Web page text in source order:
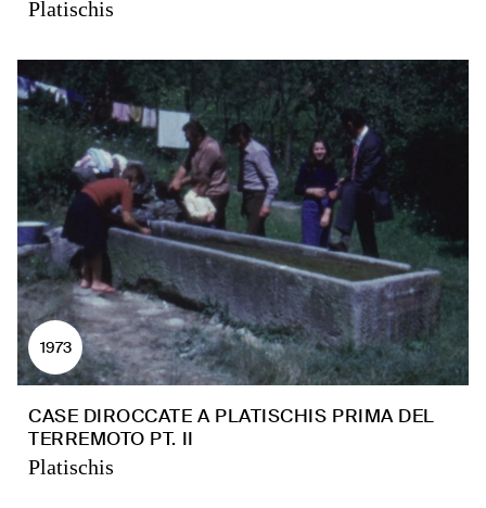
Platischis
1973
CASE DIROCCATE A PLATISCHIS PRIMA DEL
TERREMOTO PT. II
Platischis